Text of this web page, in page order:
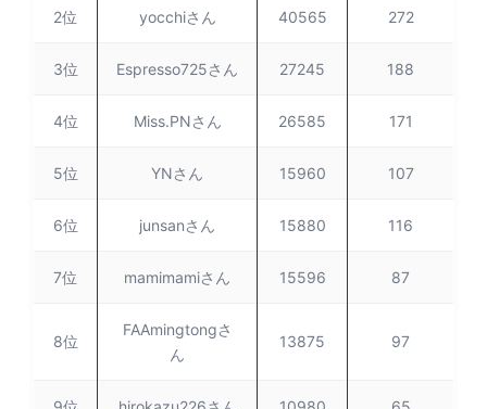
2位 yocchiさん 40565 272
3位 Espresso725さん 27245 188
4位 Miss.PNさん 26585 171
5位 YNさん 15960 107
6位 junsanさん 15880 116
7位 mamimamiさん 15596 87
8位
FAAmingtongさ
ん
13875 97